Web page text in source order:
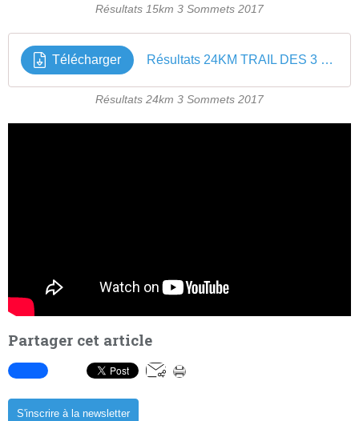
Résultats 15km 3 Sommets 2017
Télécharger Résultats 24KM TRAIL DES 3 SOMMETS 2017
Résultats 24km 3 Sommets 2017
Partager cet article
S'inscrire à la newsletter